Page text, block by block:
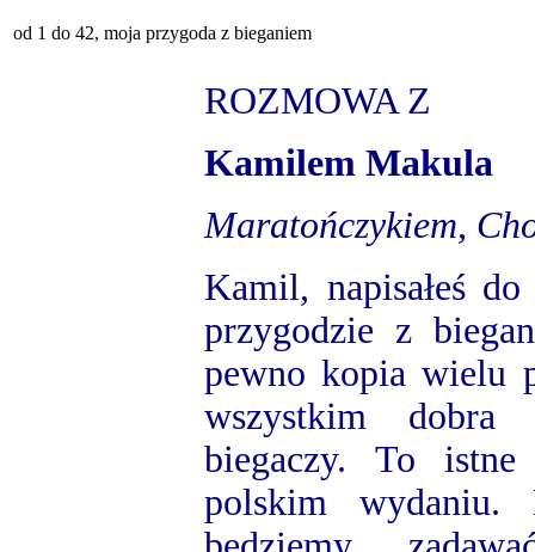
od 1 do 42, moja przygoda z bieganiem
ROZMOWA Z
Kamilem Makula
Maratończykiem,
Kamil, napisałeś
przygodzie z
pewno kopia wielu
wszystkim dobra
biegaczy. To
polskim